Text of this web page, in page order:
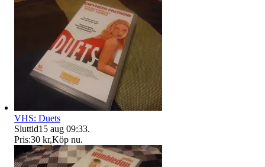
VHS: Duets
Sluttid15 aug 09:33.
Pris:30 kr,Köp nu.